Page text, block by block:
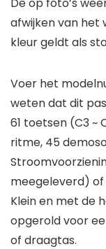
De op foto’s
afwijken van het
kleur geldt als
Voer het
weten dat dit
61 toetsen (C3 ~
ritme, 45
meegeleverd) of
Klein en met de
opgerold voor
of draagtas.